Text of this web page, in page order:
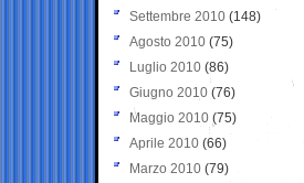
Settembre 2010 (148)
Agosto 2010 (75)
Luglio 2010 (86)
Giugno 2010 (76)
Maggio 2010 (75)
Aprile 2010 (66)
Marzo 2010 (79)